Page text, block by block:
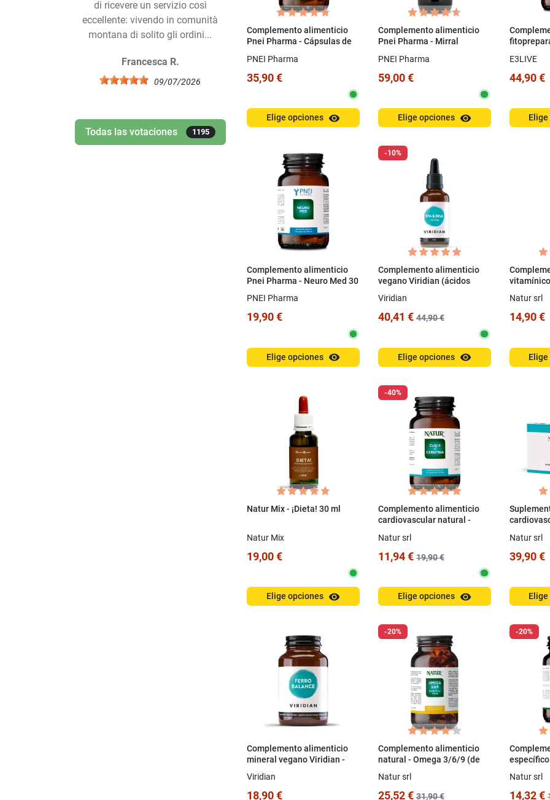
di ricevere un servizio così
eccellente: vivendo in comunità
montana di solito gli ordini...
Francesca R.
09/07/2026
Elena F.
03/07/2026
Cristiana C.
Todas las votaciones 1195
Complemento alimenticio
Pnei Pharma - Cápsulas de
PNEI Pharma
35,90 €
Elige opciones visibility
Complemento alimenticio
Pnei Pharma - Mirral
PNEI Pharma
59,00 €
Elige opciones visibility
Azzurra
E3LIVE
44,90 €
Complemento alimenticio
Pnei Pharma - Neuro Med 30
cápsulas
PNEI Pharma
19,90 €
Elige opciones visibility
-10%
Complemento alimenticio
vegano Viridian (ácidos
grasos) - EPA y DHA
LiquiVeg 30 ml
Viridian
40,41 € 44,90 €
Elige opciones visibility
Vitamina
Natur srl
14,90 €
Natur Mix - ¡Dieta! 30 ml
Natur Mix
19,00 €
Elige opciones visibility
-40%
Complemento alimenticio
cardiovascular natural -
Cápsulas de CoQ10 +
Carnitina
Natur srl
11,94 € 19,90 €
Elige opciones visibility
Tabletas
Natur srl
39,90 €
Complemento alimenticio
mineral vegano Viridian -
Equilibrio de hierro, 30
cápsulas
Viridian
18,90 €
-20%
Complemento alimenticio
natural - Omega 3/6/9 (de
EcoTrota Iridea) 90 perlas
Natur srl
25,52 € 31,90 €
-20%
Keratin
Natur srl
14,32 €